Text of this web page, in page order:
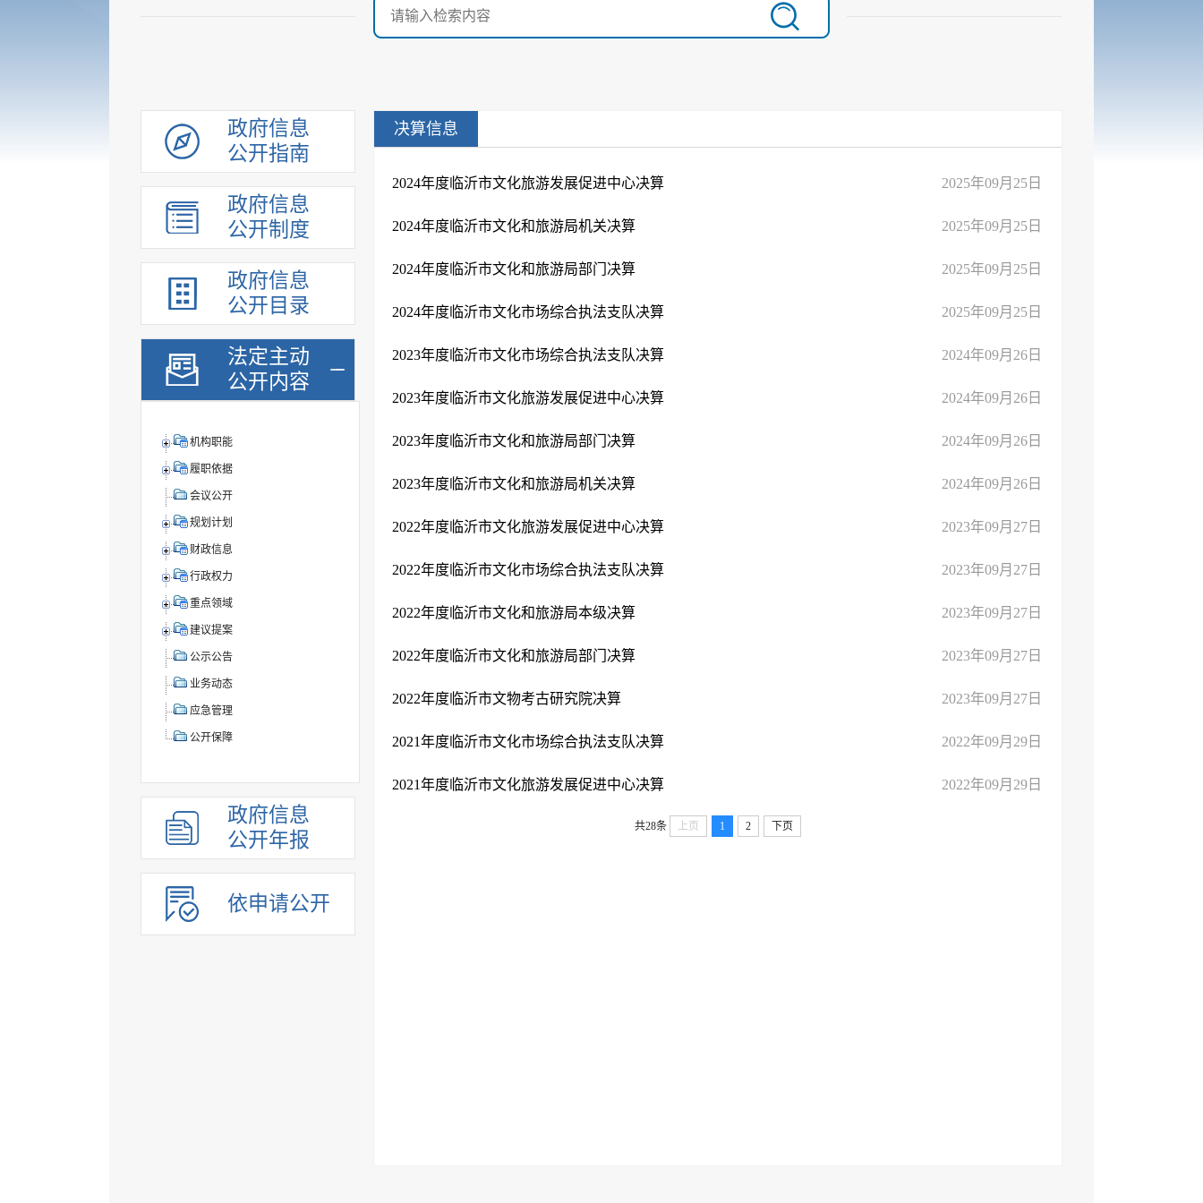
政府信息
公开指南
政府信息
公开制度
政府信息
公开目录
法定主动
公开内容
机构职能
履职依据
会议公开
规划计划
财政信息
行政权力
重点领域
建议提案
公示公告
业务动态
应急管理
公开保障
政府信息
公开年报
依申请公开
决算信息
2024年度临沂市文化旅游发展促进中心决算 2025年09月25日
2024年度临沂市文化和旅游局机关决算 2025年09月25日
2024年度临沂市文化和旅游局部门决算 2025年09月25日
2024年度临沂市文化市场综合执法支队决算 2025年09月25日
2023年度临沂市文化市场综合执法支队决算 2024年09月26日
2023年度临沂市文化旅游发展促进中心决算 2024年09月26日
2023年度临沂市文化和旅游局部门决算 2024年09月26日
2023年度临沂市文化和旅游局机关决算 2024年09月26日
2022年度临沂市文化旅游发展促进中心决算 2023年09月27日
2022年度临沂市文化市场综合执法支队决算 2023年09月27日
2022年度临沂市文化和旅游局本级决算 2023年09月27日
2022年度临沂市文化和旅游局部门决算 2023年09月27日
2022年度临沂市文物考古研究院决算 2023年09月27日
2021年度临沂市文化市场综合执法支队决算​ 2022年09月29日
2021年度临沂市文化旅游发展促进中心决算 2022年09月29日
共28条 上页 1 2 下页